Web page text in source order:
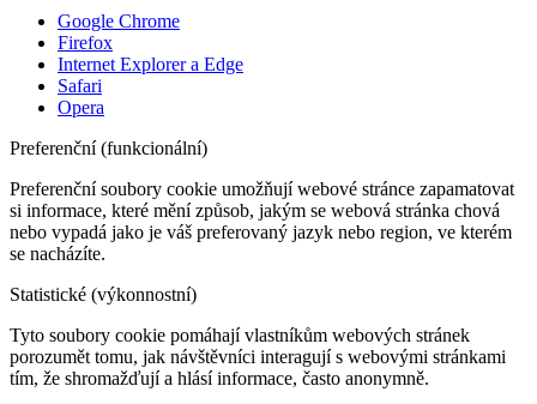
Google Chrome
Firefox
Internet Explorer a Edge
Safari
Opera
Preferenční (funkcionální)
Preferenční soubory cookie umožňují webové stránce zapamatovat
si informace, které mění způsob, jakým se webová stránka chová
nebo vypadá jako je váš preferovaný jazyk nebo region, ve kterém
se nacházíte.
Statistické (výkonnostní)
Tyto soubory cookie pomáhají vlastníkům webových stránek
porozumět tomu, jak návštěvníci interagují s webovými stránkami
tím, že shromažďují a hlásí informace, často anonymně.